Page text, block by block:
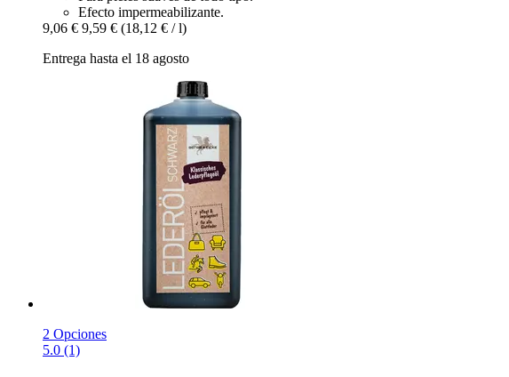
Efecto impermeabilizante.
9,06 € 9,59 € (18,12 € / l)
Entrega hasta el 18 agosto
2 Opciones
5.0 (1)